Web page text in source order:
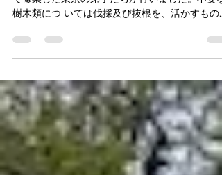
まずは準備工事です。前述の通り準備工事は当方
樹木類につ いては伐採及び抜根を、活かすものに
ついては剪定を行い形を整えました。ウッドデッ
ると、複雑に鉄骨は入り組み、また電気の配線や
給排水の...